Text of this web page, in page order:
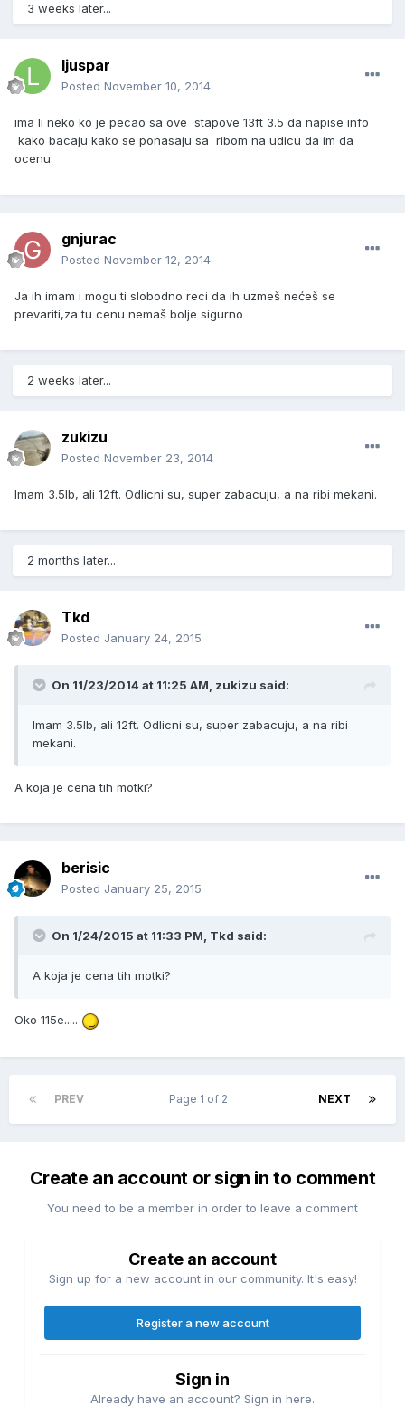
3 weeks later...
ljuspar
Posted November 10, 2014
ima li neko ko je pecao sa ove stapove 13ft 3.5 da napise info
kako bacaju kako se ponasaju sa ribom na udicu da im da
ocenu.
gnjurac
Posted November 12, 2014
Ja ih imam i mogu ti slobodno reci da ih uzmeš nećeš se
prevariti,za tu cenu nemaš bolje sigurno
2 weeks later...
zukizu
Posted November 23, 2014
Imam 3.5lb, ali 12ft. Odlicni su, super zabacuju, a na ribi mekani.
2 months later...
Tkd
Posted January 24, 2015
On 11/23/2014 at 11:25 AM, zukizu said:
Imam 3.5lb, ali 12ft. Odlicni su, super zabacuju, a na ribi
mekani.
A koja je cena tih motki?
berisic
Posted January 25, 2015
On 1/24/2015 at 11:33 PM, Tkd said:
A koja je cena tih motki?
Oko 115e.....
PREV NEXT
Page 1 of 2
Create an account or sign in to comment
You need to be a member in order to leave a comment
Create an account
Sign up for a new account in our community. It's easy!
Register a new account
Sign in
Already have an account? Sign in here.